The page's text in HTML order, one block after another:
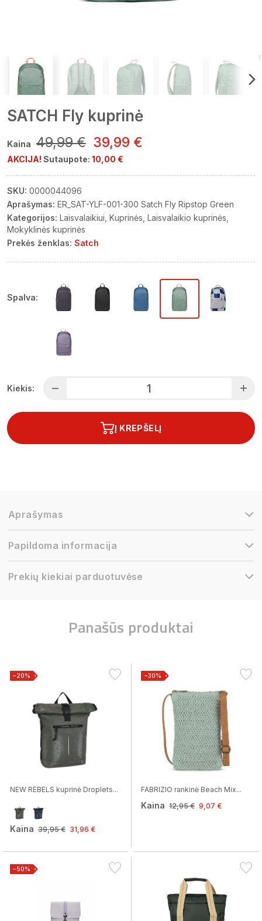
SATCH Fly kuprinė
Kaina 49,99 € 39,99 €
AKCIJA! Sutaupote: 10,00 €
SKU: 0000044096
Aprašymas: ER_SAT-YLF-001-300 Satch Fly Ripstop Green
Kategorijos: Laisvalaikiui Kuprinės Laisvalaikio kuprinės
Mokyklinės kuprinės
Prekės ženklas: Satch
Spalva:
Kiekis:
Į KREPŠELĮ
Aprašymas
Papildoma informacija
Prekių kiekiai parduotuvėse
Panašūs produktai
−20%
NEW REBELS kuprinė Droplets...
Kaina 39,95 € 31,96 €
−30%
FABRIZIO rankinė Beach Mix...
Kaina 12,95 € 9,07 €
−50%